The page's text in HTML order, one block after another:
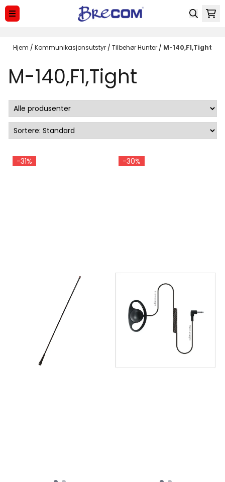
Hopp til innhold
Hjem / Kommunikasjonsutstyr / Tilbehør Hunter / M-140,F1,Tight
M-140,F1,Tight
-31% -30%